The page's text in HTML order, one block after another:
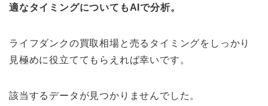
適なタイミングについてもAIで分析。
ライフダンクの買取相場と売るタイミングをしっかり
見極めに役立ててもらえれば幸いです。
該当するデータが見つかりませんでした。